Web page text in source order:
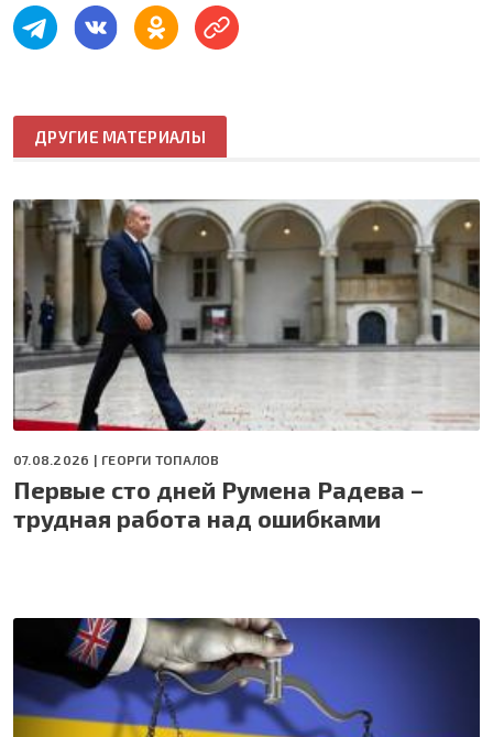
ДРУГИЕ МАТЕРИАЛЫ
07.08.2026 | ГЕОРГИ ТОПАЛОВ
Первые сто дней Румена Радева –
трудная работа над ошибками